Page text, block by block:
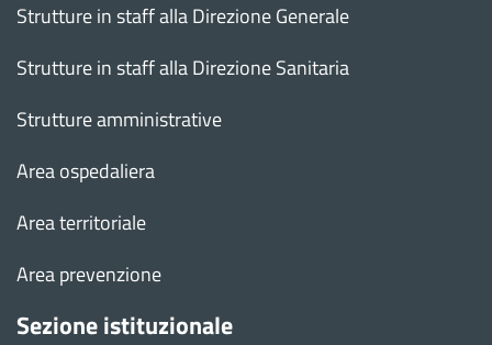
Strutture in staff alla Direzione Generale
Strutture in staff alla Direzione Sanitaria
Strutture amministrative
Area ospedaliera
Area territoriale
Area prevenzione
Sezione istituzionale